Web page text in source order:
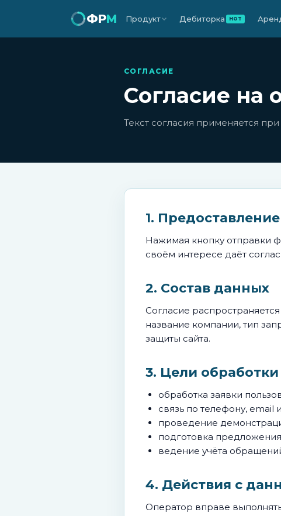
ФРМ Продукт Дебиторка HOT
СОГЛАСИЕ
Согласие на
Текст согласия применяется
1.
Нажимая кнопку отправки
своём интересе даёт
2. Состав данных
Согласие
название компании, тип
защиты сайта.
3. Цели обработки
обработка заявки
связь по телефону, email
проведение
подготовка
ведение учёта
4. Действия с
Оператор вправе